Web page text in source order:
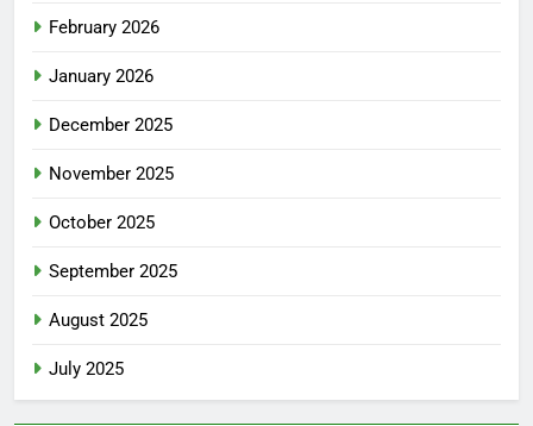
February 2026
January 2026
December 2025
November 2025
October 2025
September 2025
August 2025
July 2025